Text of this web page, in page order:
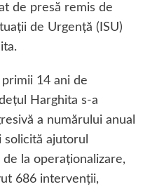
de presă remis de
de Urgenţă (ISU)
14 ani de
Harghita s-a
a numărului anual
ajutorul
la operaţionalizare,
686 intervenţii,